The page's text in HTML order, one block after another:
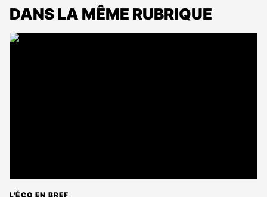
DANS LA MÊME RUBRIQUE
L'ÉCO EN BREF